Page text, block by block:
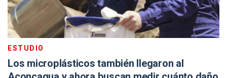
ESTUDIO
Los microplásticos también llegaron al